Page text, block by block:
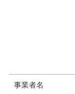
事業者名